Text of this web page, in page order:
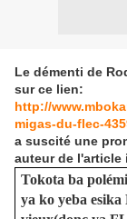
Le démenti de
sur ce lien:
http://
migas-du-flec-
a suscité une
auteur de l'article
Tokota ba
ya ko yeba